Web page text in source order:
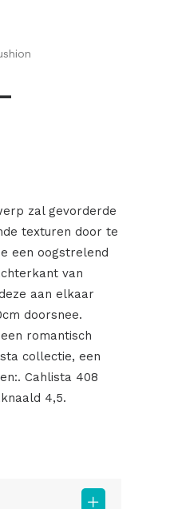
zal gevorderde
texturen door te
een oogstrelend
van
aan elkaar
doorsnee.
romantisch
collectie, een
Cahlista 408
4,5.